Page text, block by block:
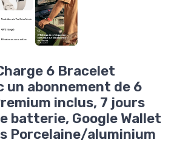
6 Bracelet
abonnement de 6
inclus, 7 jours
batterie, Google Wallet
Porcelaine/aluminium